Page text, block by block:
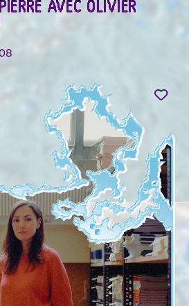
AVEC OLIVIER